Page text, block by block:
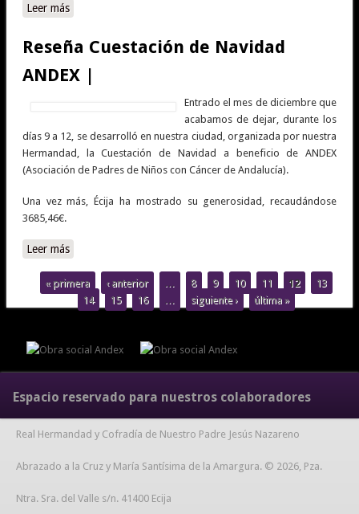
Leer mássobre Misa Mensual de Hermandad |
Reseña Cuestación de Navidad
ANDEX |
Entrado el mes de diciembre que
acabamos de dejar, durante los
días 9 a 12, se desarrolló en nuestra ciudad, organizada por nuestra
Hermandad, la Cuestación de Navidad a beneficio de ANDEX
(Asociación de Padres de Niños con Cáncer de Andalucía).
Una vez más, Écija ha mostrado su generosidad, recaudándose
3685,46€.
Leer mássobre Reseña Cuestación de Navidad ANDEX |
Páginas
« primera ‹ anterior 8 9 10 11 12
13
14
15 16 siguiente › última »
Espacio reservado para nuestros colaboradores
Real Hermandad y Cofradía de Nuestro Padre Jesús Nazareno
Abrazado a la Cruz y María Santísima de la Amargura. © 2026, Pza.
Ntra. Sra. del Valle s/n. 41400 Ecija